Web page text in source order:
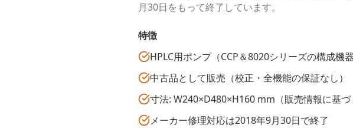
月30日をもって終了しています。
特徴
HPLC用ポンプ（CCP＆8020シリーズの構成機器
中古品として販売（校正・全機能の保証なし）
寸法: W240×D480×H160 mm（販売情報に基づ
メーカー修理対応は2018年9月30日で終了